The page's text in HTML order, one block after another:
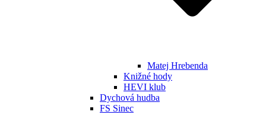
Matej Hrebenda
Knižné hody
HEVI klub
Dychová hudba
FS Sinec